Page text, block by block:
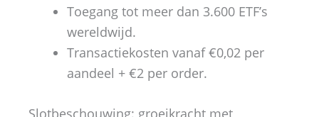
Toegang tot meer dan 3.600 ETF’s
wereldwijd.
Transactiekosten vanaf €0,02 per
aandeel + €2 per order.
Slotbeschouwing: groeikracht met